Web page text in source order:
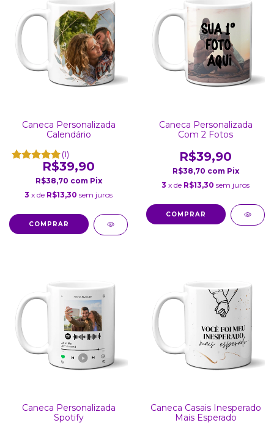
Caneca Personalizada
Calendário
(1)
R$39,90
R$38,70 com Pix
3 x de R$13,30 sem juros
COMPRAR
Caneca Personalizada
Com 2 Fotos
R$39,90
R$38,70 com Pix
3 x de R$13,30 sem juros
COMPRAR
Caneca Personalizada
Spotify
Caneca Casais Inesperado
Mais Esperado